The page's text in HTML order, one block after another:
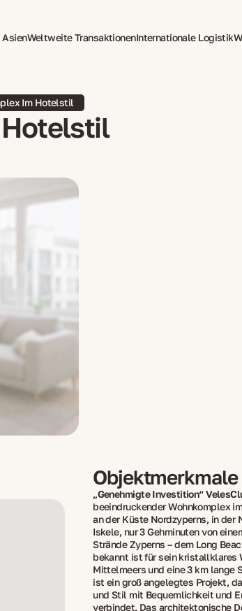
AsienWeltweite TransaktionenInternationale Logistik
Im Hotelstil
Objektmerkmale
„Genehmigte Investition“
beeindruckender Wohnkomplex
an der Küste Nordzyperns, in der
Iskele, nur 3 Gehminuten von
Strände Zyperns – dem Long
bekannt ist für sein kristallklares
Mittelmeers und eine 3 km lange
ist ein groß angelegtes Projekt,
und Stil mit Bequemlichkeit und
verbindet. Das architektonische